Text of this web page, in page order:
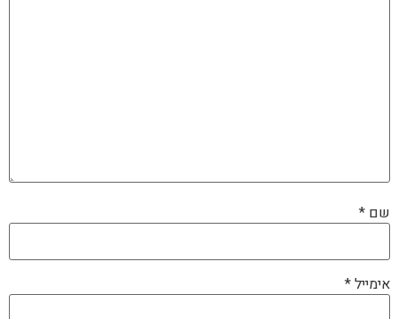
שם *
אימייל*